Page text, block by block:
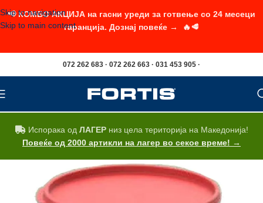
Skip to navigation
Skip to main content
072 262 683 · 072 262 663 · 031 453 905 ·
Испорака од ЛАГЕРниз цела територија на Македонија!
Повеќе од 2000 артикли на лагер во секое време! →
📢 КОМБО АКЦИЈА на гасни уреди за готвење со 24 месеци
гаранција. Дознај повеќе → 🔥🥩